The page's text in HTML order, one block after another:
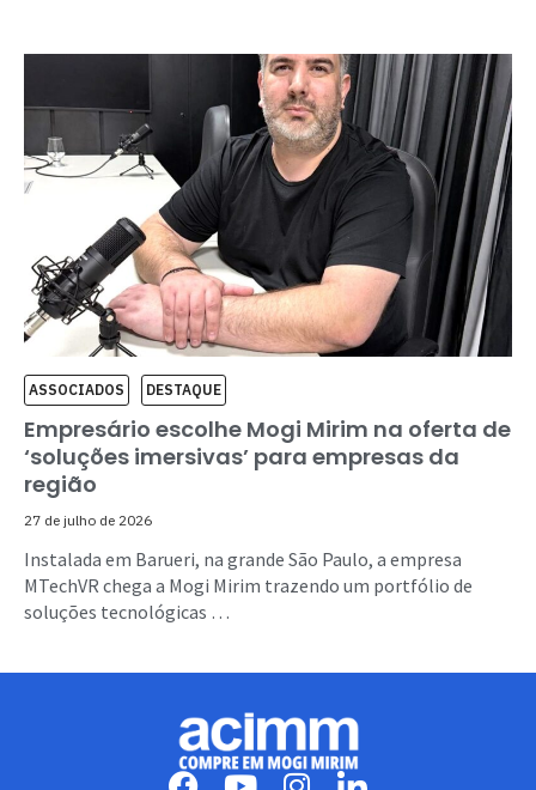
ASSOCIADOS DESTAQUE
Empresário escolhe Mogi Mirim na oferta de
‘soluções imersivas’ para empresas da
região
27 de julho de 2026
Instalada em Barueri, na grande São Paulo, a empresa
MTechVR chega a Mogi Mirim trazendo um portfólio de
soluções tecnológicas …